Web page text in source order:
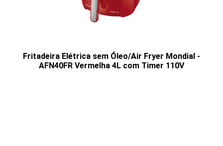
Fritadeira Elétrica sem Óleo/Air Fryer Mondial -
AFN40FR Vermelha 4L com Timer 110V